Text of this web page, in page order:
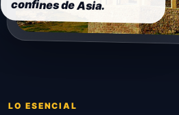
confines de Asia.
LO ESENCIAL